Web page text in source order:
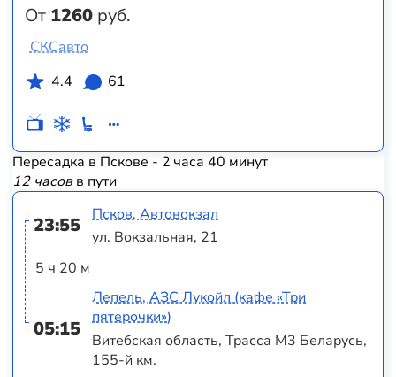
От 1260 руб.
СКСавто
4.4
61
Пересадка в Пскове - 2 часа 40 минут
12 часовв пути
23:55
5 ч 20 м
05:15
Псков, Автовокзал
ул. Вокзальная, 21
Лепель, АЗС Лукойл (кафе «Три
пятерочки»)
Витебская область, Трасса M3 Беларусь,
155-й км.